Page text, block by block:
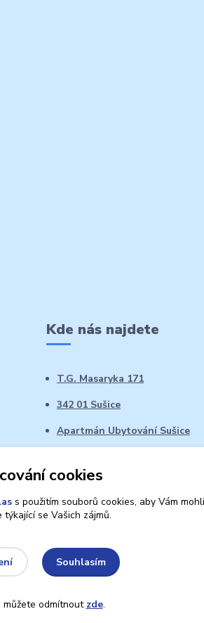
Kde nás najdete
T.G. Masaryka 171
342 01 Sušice
Apartmán Ubytování Sušice
cookies
s použitím souborů cookies, aby Vám
týkající se Vašich zájmů.
Souhlasím
můžete odmítnout zde.